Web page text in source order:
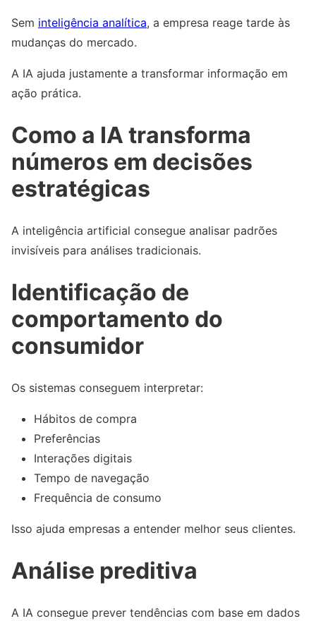
Sem inteligência analítica, a empresa reage tarde às
mudanças do mercado.
A IA ajuda justamente a transformar informação em
ação prática.
Como a IA transforma
números em decisões
estratégicas
A inteligência artificial consegue analisar padrões
invisíveis para análises tradicionais.
Identificação de
comportamento do
consumidor
Os sistemas conseguem interpretar:
Hábitos de compra
Preferências
Interações digitais
Tempo de navegação
Frequência de consumo
Isso ajuda empresas a entender melhor seus clientes.
Análise preditiva
A IA consegue prever tendências com base em dados